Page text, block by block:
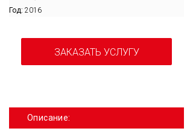
Год: 2016
ЗАКАЗАТЬ УСЛУГУ
Описание: